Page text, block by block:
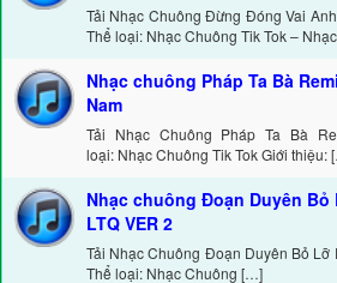
Tải Nhạc Chuông Đừng Đóng Vai
Thể loại: Nhạc Chuông Tik Tok –
Nhạc chuông Pháp Ta Bà
Nam
Tải Nhạc Chuông Pháp Ta Bà
loại: Nhạc Chuông Tik Tok Giới thiệu:
Nhạc chuông Đoạn Duyên Bỏ
LTQ VER 2
Tải Nhạc Chuông Đoạn Duyên Bỏ Lỡ
Thể loại: Nhạc Chuông […]